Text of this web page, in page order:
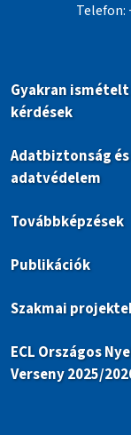
Telefon:
Gyakran ismételt
kérdések
Adatbiztonság és
adatvédelem
Továbbképzések
Publikációk
Szakmai
ECL Országos
Verseny 2025/